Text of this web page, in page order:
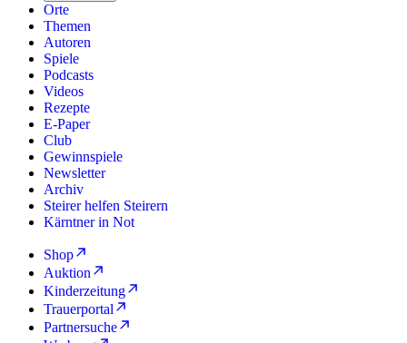
Orte
Themen
Autoren
Spiele
Podcasts
Videos
Rezepte
E-Paper
Club
Gewinnspiele
Newsletter
Archiv
Steirer helfen Steirern
Kärntner in Not
Shop
Auktion
Kinderzeitung
Trauerportal
Partnersuche